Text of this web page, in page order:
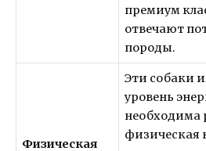
премиум
отвечают
породы.
Физическая
Эти собаки
уровень
необходима
физическая